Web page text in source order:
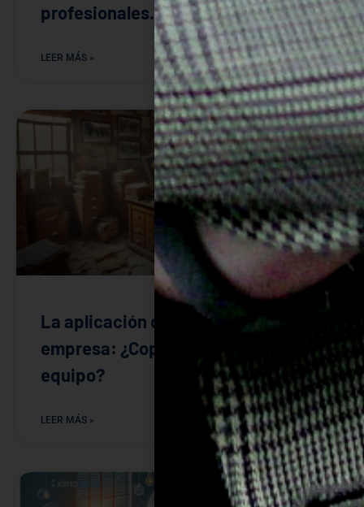
profesionales.
LEER MÁS »
La aplicación de la IA en la
empresa: ¿Copiloto o compañero de
equipo?
LEER MÁS »